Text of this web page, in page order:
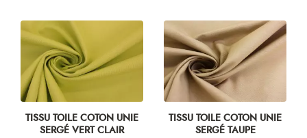
TISSU TOILE COTON UNIE
SERGÉ VERT CLAIR
TISSU TOILE COTON UNIE
SERGÉ TAUPE